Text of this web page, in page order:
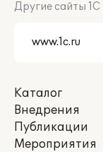
Другие сайты 1С
Каталог
Внедрения
Публикации
Мероприятия